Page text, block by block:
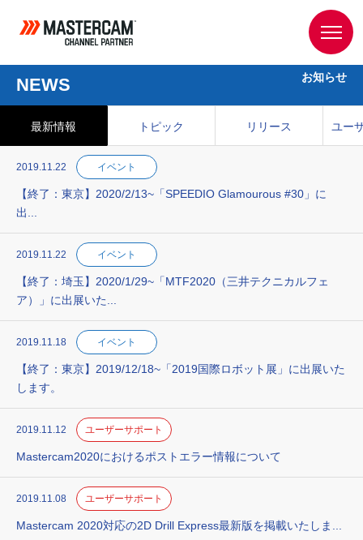
NEWS お知らせ
最新情報 トピック リリース ユー
2019.11.22 イベント
【終了：東京】2020/2/13~「SPEEDIO Glamourous #30」に
出...
2019.11.22 イベント
【終了：埼玉】2020/1/29~「MTF2020（三井テクニカルフェ
ア）」に出展いた...
2019.11.18 イベント
【終了：東京】2019/12/18~「2019国際ロボット展」に出展いた
します。
2019.11.12 ユーザーサポート
Mastercam2020におけるポストエラー情報について
2019.11.08 ユーザーサポート
Mastercam 2020対応の2D Drill Express最新版を掲載いたしま...